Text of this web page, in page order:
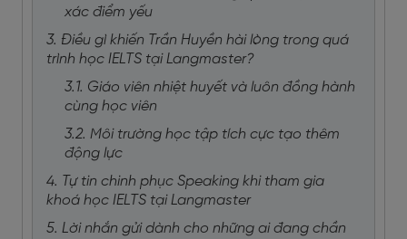
xác điểm yếu
3. Điều gì khiến Trần Huyền hài lòng trong quá
trình học IELTS tại Langmaster?
3.1. Giáo viên nhiệt huyết và luôn đồng hành
cùng học viên
3.2. Môi trường học tập tích cực tạo thêm
động lực
4. Tự tin chinh phục Speaking khi tham gia
khoá học IELTS tại Langmaster
5. Lời nhắn gửi dành cho những ai đang chần